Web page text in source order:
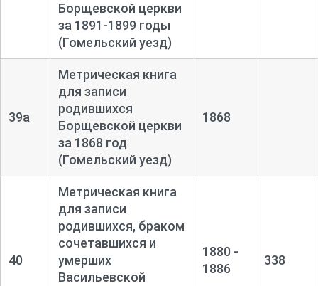
Борщевской церкви
за 1891-1899 годы
(Гомельский уезд)
39а
Метрическая книга
для записи
родившихся
Борщевской церкви
за 1868 год
(Гомельский уезд)
1868
40
Метрическая книга
для записи
родившихся, браком
сочетавшихся и
умерших
Васильевской
1880 -
1886
338